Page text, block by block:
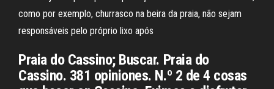
como por exemplo, churrasco na beira da praia, não sejam
responsáveis pelo próprio lixo após
Praia do Cassino; Buscar. Praia do
Cassino. 381 opiniones. N.º 2 de 4 cosas